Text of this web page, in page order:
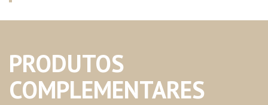
PRODUTOS
COMPLEMENTARES